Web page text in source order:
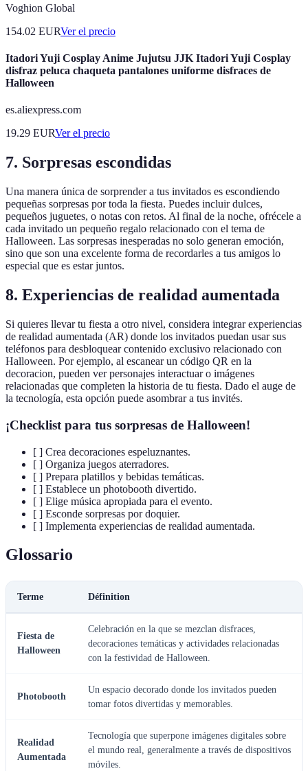
Voghion Global
154.02 EURVer el precio
Itadori Yuji Cosplay Anime Jujutsu JJK Itadori Yuji Cosplay
disfraz peluca chaqueta pantalones uniforme disfraces de
Halloween
es.aliexpress.com
19.29 EURVer el precio
7. Sorpresas escondidas
Una manera única de sorprender a tus invitados es escondiendo
pequeñas sorpresas por toda la fiesta. Puedes incluir dulces,
pequeños juguetes, o notas con retos. Al final de la noche, ofrécele a
cada invitado un pequeño regalo relacionado con el tema de
Halloween. Las sorpresas inesperadas no solo generan emoción,
sino que son una excelente forma de recordarles a tus amigos lo
especial que es estar juntos.
8. Experiencias de realidad aumentada
Si quieres llevar tu fiesta a otro nivel, considera integrar experiencias
de realidad aumentada (AR) donde los invitados puedan usar sus
teléfonos para desbloquear contenido exclusivo relacionado con
Halloween. Por ejemplo, al escanear un código QR en la
decoracion, pueden ver personajes interactuar o imágenes
relacionadas que completen la historia de tu fiesta. Dado el auge de
la tecnología, esta opción puede asombrar a tus invités.
¡Checklist para tus sorpresas de Halloween!
[ ] Crea decoraciones espeluznantes.
[ ] Organiza juegos aterradores.
[ ] Prepara platillos y bebidas temáticas.
[ ] Establece un photobooth divertido.
[ ] Elige música apropiada para el evento.
[ ] Esconde sorpresas por doquier.
[ ] Implementa experiencias de realidad aumentada.
Glossario
Terme Définition
Fiesta de
Halloween
Celebración en la que se mezclan disfraces,
decoraciones temáticas y actividades relacionadas
con la festividad de Halloween.
Photobooth
Un espacio decorado donde los invitados pueden
tomar fotos divertidas y memorables.
Realidad
Aumentada
Tecnología que superpone imágenes digitales sobre
el mundo real, generalmente a través de dispositivos
móviles.